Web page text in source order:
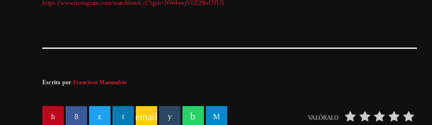
https://www.instagram.com/matchbook.cl?igsh=NW4wejV0Z2NxOTU5
Escrito por Francisco Marambio
email VALÓRALO